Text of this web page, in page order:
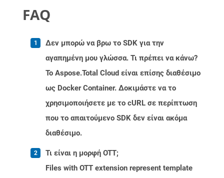
FAQ
Δεν μπορώ να βρω το SDK για την
αγαπημένη μου γλώσσα. Τι πρέπει να κάνω?
Το Aspose.Total Cloud είναι επίσης διαθέσιμο
ως Docker Container. Δοκιμάστε να το
χρησιμοποιήσετε με το cURL σε περίπτωση
που το απαιτούμενο SDK δεν είναι ακόμα
διαθέσιμο.
Τι είναι η μορφή OTT;
Files with OTT extension represent template